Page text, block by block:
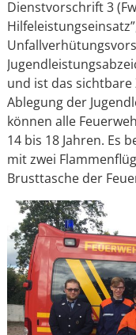
Dienstvorschrift 3
und ist das
Ablegung der
können alle
14 bis 18 Jahren. Es
mit zwei
Brusttasche der